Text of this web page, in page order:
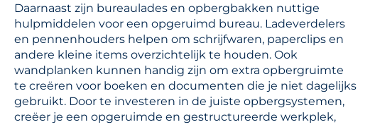
Daarnaast zijn bureaulades en opbergbakken nuttige
hulpmiddelen voor een opgeruimd bureau. Ladeverdelers
en pennenhouders helpen om schrijfwaren, paperclips en
andere kleine items overzichtelijk te houden. Ook
wandplanken kunnen handig zijn om extra opbergruimte
te creëren voor boeken en documenten die je niet dagelijks
gebruikt. Door te investeren in de juiste opbergsystemen,
creëer je een opgeruimde en gestructureerde werkplek,